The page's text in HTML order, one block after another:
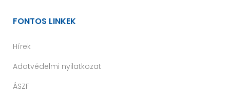
FONTOS LINKEK
Hírek
Adatvédelmi nyilatkozat
ÁSZF